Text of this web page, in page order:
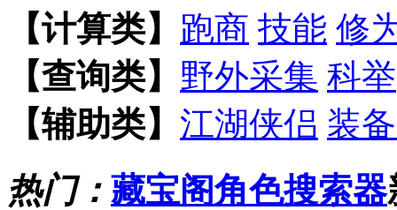
【计算类】 跑商 技能 修
【查询类】 野外采集 科举
【辅助类】 江湖侠侣 装
热门： 藏宝阁角色搜索器